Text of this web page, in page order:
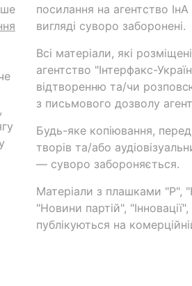
посилання на агентство
вигляді суворо заборонені.
Всі матеріали, які
агентство "Інтерфакс-
відтворенню та/чи
з письмового дозволу
Будь-яке копіювання,
творів та/або
— суворо забороняється.
Матеріали з плашками "Р",
"Новини партій",
публікуються на